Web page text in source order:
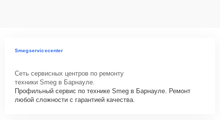
Для запуска процесса ремонта варочной панели Smeg SE60SGH3
проконсультируют по всем необходимым вопросам, запишут на
диагностику, подскажут с вариантами курьерской доставки или
оформят выезд мастера в удобное время и место.
Smegservicecenter
Сеть сервисных центров по ремонту
техники Smeg в Барнауле.
Профильный сервис по технике Smeg в Барнауле. Ремонт
любой сложности с гарантией качества.